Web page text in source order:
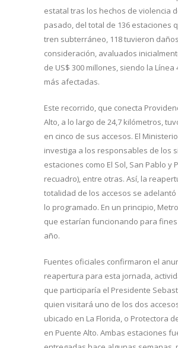
estatal tras los hechos de violencia
pasado, del total de 136 estaciones
tren subterráneo, 118 tuvieron
consideración, avaluados
de US$ 300 millones, siendo la Línea
más afectadas.
Este recorrido, que conecta
Alto, a lo largo de 24,7 kilómetros,
en cinco de sus accesos. El
investiga a los responsables de los
estaciones como El Sol, San Pablo y
recuadro), entre otras. Así, la
totalidad de los accesos se
lo programado. En un principio,
que estarían funcionando para
año.
Fuentes oficiales confirmaron el
reapertura para esta jornada,
que participaría el Presidente
quien visitará uno de los dos
ubicado en La Florida, o Protectora
en Puente Alto. Ambas estaciones